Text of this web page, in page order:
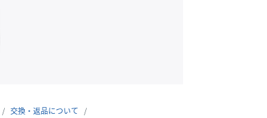
交換・返品について